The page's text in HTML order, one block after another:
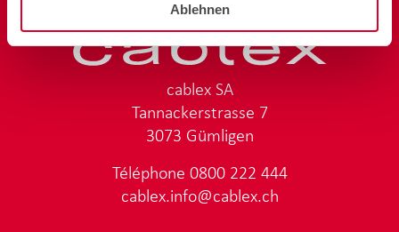
Ablehnen
cablex SA
Tannackerstrasse 7
3073 Gümligen
Téléphone 0800 222 444
cablex.info@cablex.ch